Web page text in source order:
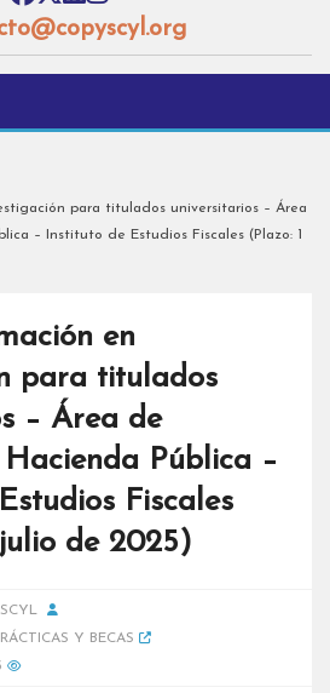
para titulados universitarios – Área
– Instituto de Estudios Fiscales (Plazo: 1
en
para titulados
– Área de
Pública –
Fiscales
de 2025)
Y BECAS